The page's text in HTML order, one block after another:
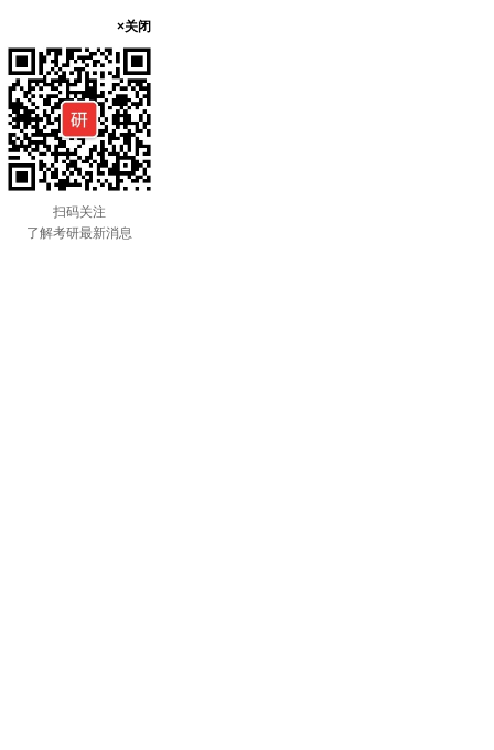
×关闭
扫码关注
了解考研最新消息